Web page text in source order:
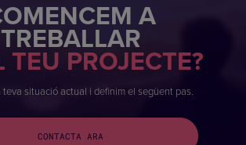
A
TREBALLAR
TEU PROJECTE?
situació actual i definim el següent pas.
CONTACTA ARA